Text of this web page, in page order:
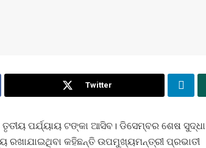
Twitter
ପର୍ଯ୍ୟାୟ ଟଙ୍କା ଆସିବ। ଡିସେମ୍ବର ଶେଷ ସୁଦ୍ଧା
ରଖାଯାଇଥିବା କହିଛନ୍ତି ଉପମୁଖ୍ୟମନ୍ତ୍ରୀ ପ୍ରଭାତୀ